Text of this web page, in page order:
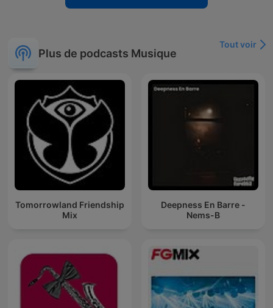
Plus de podcasts Musique
Tout voir
Tomorrowland Friendship
Mix
Deepness En Barre -
Nems-B